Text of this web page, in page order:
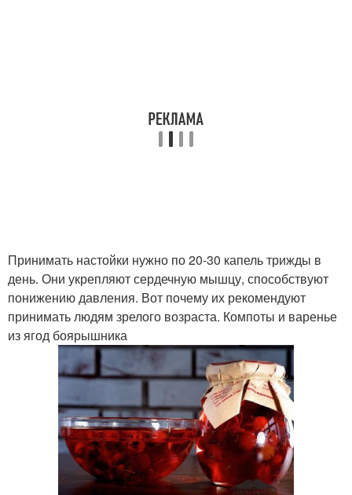
Принимать настойки нужно по 20-30 капель трижды в
день. Они укрепляют сердечную мышцу, способствуют
понижению давления. Вот почему их рекомендуют
принимать людям зрелого возраста. Компоты и варенье
из ягод боярышника